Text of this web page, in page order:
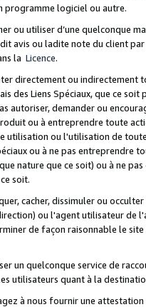
programme logiciel ou autre.
ou utiliser d’une quelconque
avis ou ladite note du client
la Licence.
directement ou
des Liens Spéciaux, que ce
autoriser, demander ou
ou à entreprendre toute
ou l'utilisation de
ou à ne pas entreprendre
nature que ce soit) ou à ne
soit.
cacher, dissimuler ou
ou l'agent utilisateur
de façon raisonnable le
un quelconque service de
utilisateurs quant à la
à nous fournir une